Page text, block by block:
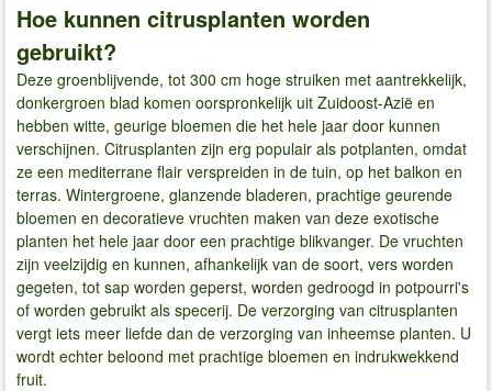
Hoe kunnen citrusplanten worden
gebruikt?
Deze groenblijvende, tot 300 cm hoge struiken met aantrekkelijk,
donkergroen blad komen oorspronkelijk uit Zuidoost-Azië en
hebben witte, geurige bloemen die het hele jaar door kunnen
verschijnen. Citrusplanten zijn erg populair als potplanten, omdat
ze een mediterrane flair verspreiden in de tuin, op het balkon en
terras. Wintergroene, glanzende bladeren, prachtige geurende
bloemen en decoratieve vruchten maken van deze exotische
planten het hele jaar door een prachtige blikvanger. De vruchten
zijn veelzijdig en kunnen, afhankelijk van de soort, vers worden
gegeten, tot sap worden geperst, worden gedroogd in potpourri's
of worden gebruikt als specerij. De verzorging van citrusplanten
vergt iets meer liefde dan de verzorging van inheemse planten. U
wordt echter beloond met prachtige bloemen en indrukwekkend
fruit.